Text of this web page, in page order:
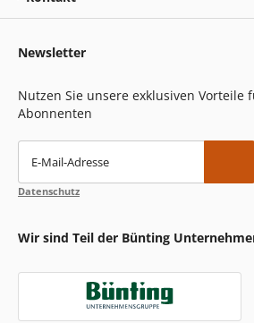
Newsletter
Nutzen Sie unsere exklusiven Vorteile
Abonnenten
E-Mail-Adresse
Datenschutz
Wir sind Teil der Bünting